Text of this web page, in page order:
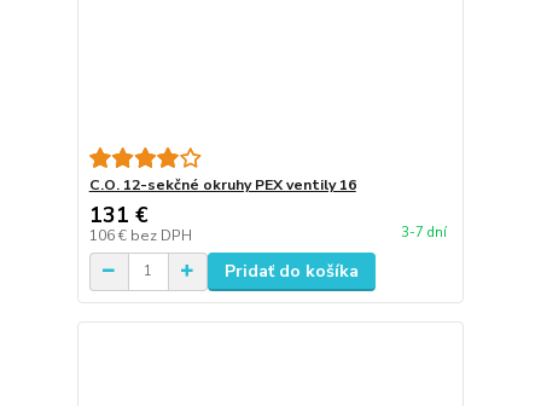
C.O. 12-sekčné okruhy PEX ventily 16
131 €
106 € bez DPH 3-7 dní
Pridať do košíka